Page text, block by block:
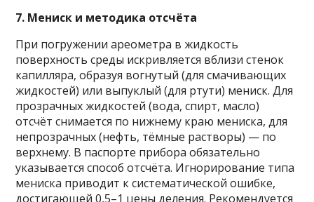
7. Мениск и методика отсчёта
При погружении ареометра в жидкость
поверхность среды искривляется вблизи стенок
капилляра, образуя вогнутый (для смачивающих
жидкостей) или выпуклый (для ртути) мениск. Для
прозрачных жидкостей (вода, спирт, масло)
отсчёт снимается по нижнему краю мениска, для
непрозрачных (нефть, тёмные растворы) — по
верхнему. В паспорте прибора обязательно
указывается способ отсчёта. Игнорирование типа
мениска приводит к систематической ошибке,
достигающей 0,5–1 цены деления. Рекомендуется